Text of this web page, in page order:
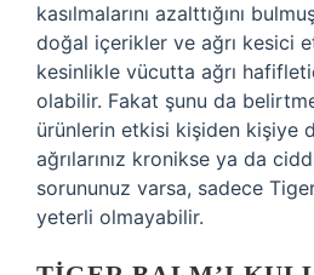
kasılmalarını azalttığını
doğal içerikler ve ağrı kesici
kesinlikle vücutta ağrı
olabilir. Fakat şunu da
ürünlerin etkisi kişiden kişiye
ağrılarınız kronikse ya da
sorununuz varsa, sadece
yeterli olmayabilir.